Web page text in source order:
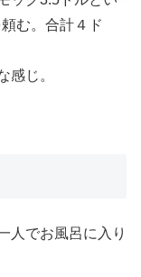
む。合計４ド
感じ。
人でお風呂に入り